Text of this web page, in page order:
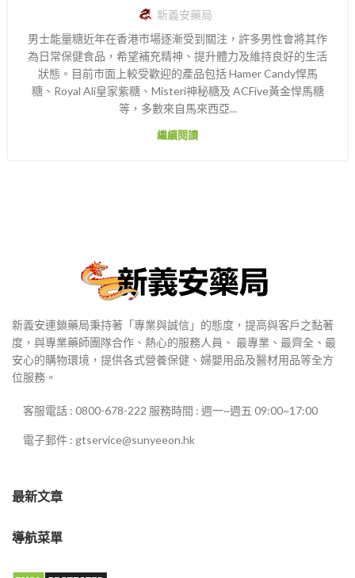
新義安藥局
男士能量糖近年在香港市場逐漸受到關注，許多男性會將其作
為日常保健食品，希望補充精神、提升體力及維持良好的生活
狀態。目前市面上較受歡迎的產品包括 Hamer Candy悍馬
糖、Royal Ali皇家紫糖、Misteri神秘糖及 ACFive黃金悍馬糖
等，多數來自馬來西亞...
繼續閱讀
新義安連鎖藥局秉持著「專業與誠信」的態度，提高與客戶之黏著
度，與專業藥師團隊合作、熱心的服務人員、 最專業、最齊全、最
安心的購物環境，提供各式營養保健、婦嬰用品及醫材用品等全方
位服務。
客服電話 : 0800-678-222 服務時間 : 週一~週五 09:00~17:00
電子郵件 : gtservice@sunyeeon.hk
最新文章
導航菜單